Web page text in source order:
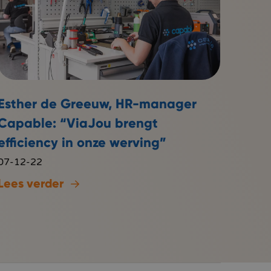
de Greeuw, HR-manager
“ViaJou brengt
in onze werving”
12-22
verder